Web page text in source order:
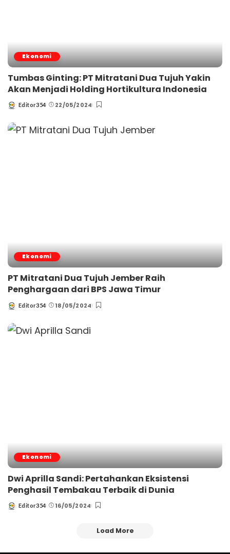
Ekonomi
Tumbas Ginting: PT Mitratani Dua Tujuh Yakin
Akan Menjadi Holding Hortikultura Indonesia
Posted
Editor354 22/05/2024
Ekonomi
PT Mitratani Dua Tujuh Jember Raih
Penghargaan dari BPS Jawa Timur
Posted
Editor354 18/05/2024
Ekonomi
Dwi Aprilla Sandi: Pertahankan Eksistensi
Penghasil Tembakau Terbaik di Dunia
Posted
Editor354 16/05/2024
Load More